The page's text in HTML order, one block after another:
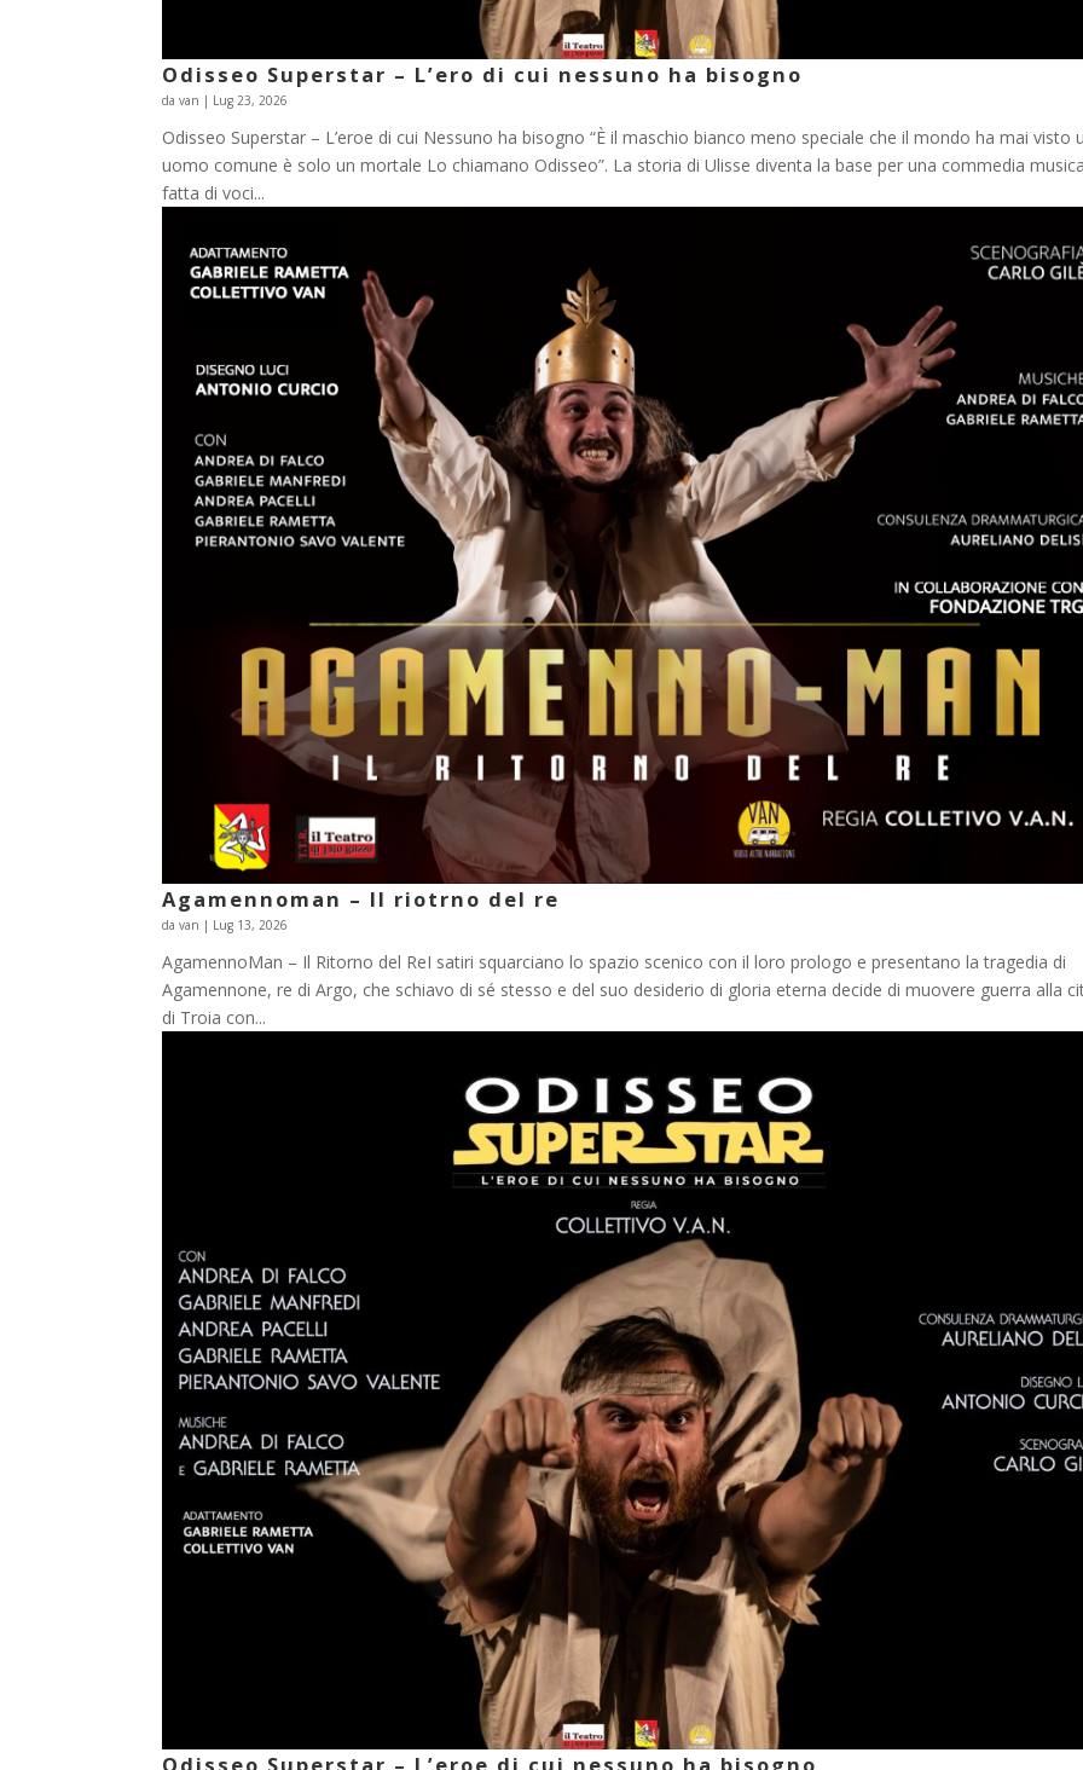
Odisseo Superstar – L’ero di cui nessuno ha bisogno
davan | Lug 23, 2026
Odisseo Superstar – L’eroe di cui Nessuno ha bisogno “È il maschio bianco meno speciale che il mondo ha mai visto
uomo comune è solo un mortale Lo chiamano Odisseo”. La storia di Ulisse diventa la base per una commedia
fatta di voci...
Agamennoman – Il riotrno del re
davan | Lug 13, 2026
AgamennoMan – Il Ritorno del ReI satiri squarciano lo spazio scenico con il loro prologo e presentano la tragedia di
Agamennone, re di Argo, che schiavo di sé stesso e del suo desiderio di gloria eterna decide di muovere guerra alla
di Troia con...